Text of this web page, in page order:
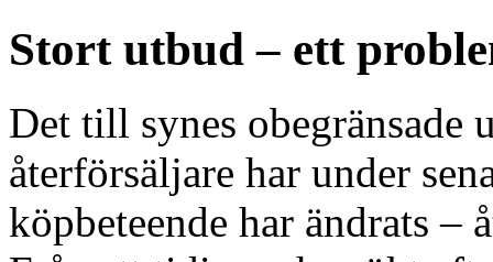
Stort utbud – ett
Det till synes obegränsade
återförsäljare har under
köpbeteende har ändrats –